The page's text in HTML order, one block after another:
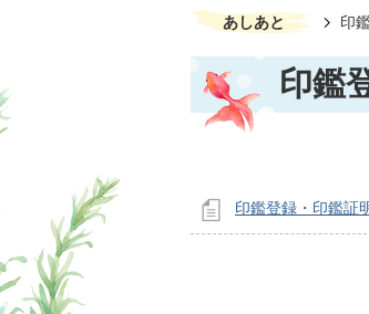
あしあと 印
印鑑
印鑑登録・印鑑証